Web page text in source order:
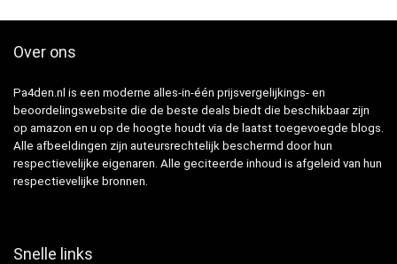
Over ons
Pa4den.nl is een moderne alles-in-één prijsvergelijkings- en
beoordelingswebsite die de beste deals biedt die beschikbaar zijn
op amazon en u op de hoogte houdt via de laatst toegevoegde blogs.
Alle afbeeldingen zijn auteursrechtelijk beschermd door hun
respectievelijke eigenaren. Alle geciteerde inhoud is afgeleid van hun
respectievelijke bronnen.
Snelle links